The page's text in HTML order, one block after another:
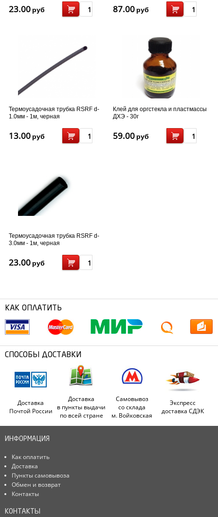
23.00 руб 87.00 руб
Термоусадочная трубка RSRF d-
1.0мм - 1м, черная
13.00 руб
Клей для оргстекла и пластмассы
ДХЭ - 30г
59.00 руб
Термоусадочная трубка RSRF d-
3.0мм - 1м, черная
23.00 руб
КАК ОПЛАТИТЬ
СПОСОБЫ ДОСТАВКИ
Доставка
Почтой России
Доставка
в пункты выдачи
по всей стране
Самовывоз
со склада
м. Войковская
Экспресс
доставка СДЭК
ИНФОРМАЦИЯ
Как оплатить
Доставка
Пункты самовывоза
Обмен и возврат
Контакты
КОНТАКТЫ